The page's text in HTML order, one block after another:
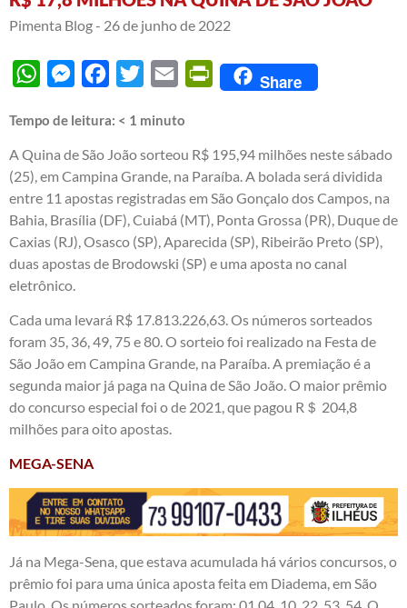
Pimenta Blog - 26 de junho de 2022
WhatsAppMessengerFacebook
Twitter Email PrintFriendly
Share
Tempo de leitura: < 1 minuto
A Quina de São João sorteou R$ 195,94 milhões neste sábado
(25), em Campina Grande, na Paraíba. A bolada será dividida
entre 11 apostas registradas em São Gonçalo dos Campos, na
Bahia, Brasília (DF), Cuiabá (MT), Ponta Grossa (PR), Duque de
Caxias (RJ), Osasco (SP), Aparecida (SP), Ribeirão Preto (SP),
duas apostas de Brodowski (SP) e uma aposta no canal
eletrônico.
Cada uma levará R$ 17.813.226,63. Os números sorteados
foram 35, 36, 49, 75 e 80. O sorteio foi realizado na Festa de
São João em Campina Grande, na Paraíba. A premiação é a
segunda maior já paga na Quina de São João. O maior prêmio
do concurso especial foi o de 2021, que pagou R＄ 204,8
milhões para oito apostas.
MEGA-SENA
Já na Mega-Sena, que estava acumulada há vários concursos, o
prêmio foi para uma única aposta feita em Diadema, em São